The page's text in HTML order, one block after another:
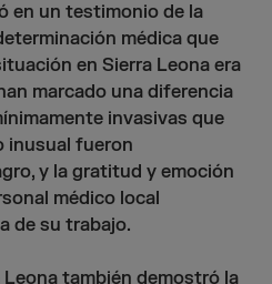
en un testimonio de la
médica que
en Sierra Leona era
marcado una diferencia
invasivas que
inusual fueron
y la gratitud y emoción
médico local
de su trabajo.
Leona también demostró la